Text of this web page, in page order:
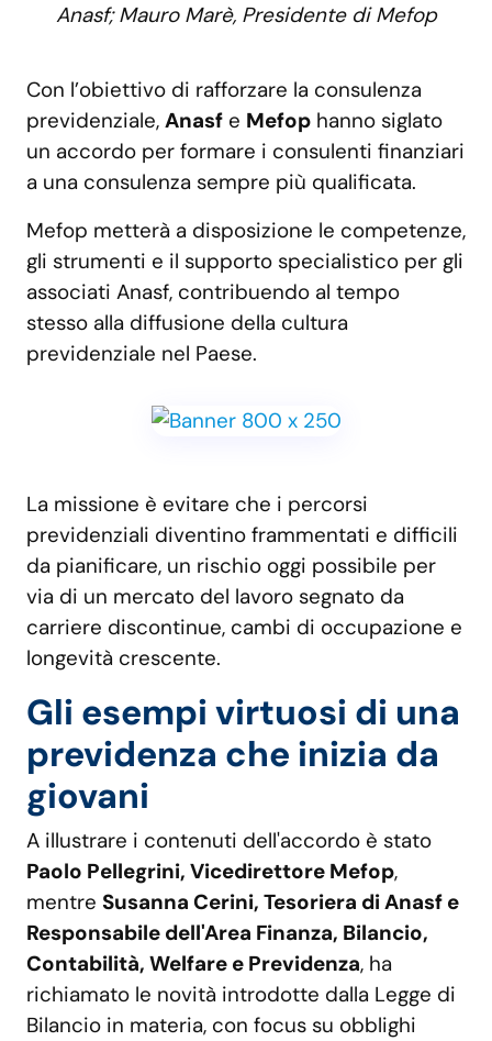
Anasf; Mauro Marè, Presidente di Mefop
Con l’obiettivo di rafforzare la consulenza
previdenziale, Anasf e Mefop hanno siglato
un accordo per formare i consulenti finanziari
a una consulenza sempre più qualificata.
Mefop metterà a disposizione le competenze,
gli strumenti e il supporto specialistico per gli
associati Anasf, contribuendo al tempo
stesso alla diffusione della cultura
previdenziale nel Paese.
La missione è evitare che i percorsi
previdenziali diventino frammentati e difficili
da pianificare, un rischio oggi possibile per
via di un mercato del lavoro segnato da
carriere discontinue, cambi di occupazione e
longevità crescente.
Gli esempi virtuosi di una
previdenza che inizia da
giovani
A illustrare i contenuti dell'accordo è stato
Paolo Pellegrini, Vicedirettore Mefop,
mentre Susanna Cerini, Tesoriera di Anasf e
Responsabile dell'Area Finanza, Bilancio,
Contabilità, Welfare e Previdenza, ha
richiamato le novità introdotte dalla Legge di
Bilancio in materia, con focus su obblighi